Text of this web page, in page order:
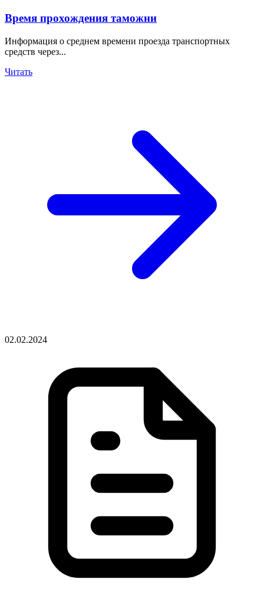
Время прохождения таможни
Информация о среднем времени проезда транспортных
средств через...
Читать
02.02.2024